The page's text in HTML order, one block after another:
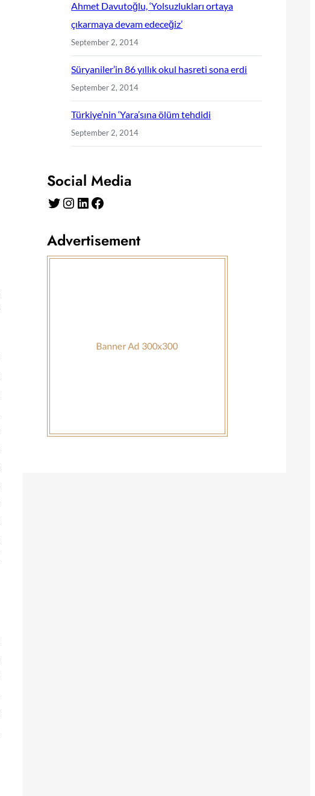
Ahmet Davutoğlu, ‘Yolsuzlukları ortaya
çıkarmaya devam edeceğiz’
September 2, 2014
Süryaniler’in 86 yıllık okul hasreti sona erdi
September 2, 2014
Türkiye’nin ‘Yara’sına ölüm tehdidi
September 2, 2014
Social Media
Twitter Instagram LinkedIn Facebook
Advertisement